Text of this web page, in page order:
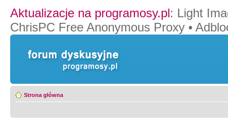
Aktualizacje na programosy.pl: Light
ChrisPC Free Anonymous Proxy •
Strona główna